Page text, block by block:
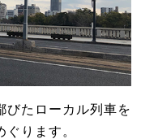
びたローカル列車を
ります。